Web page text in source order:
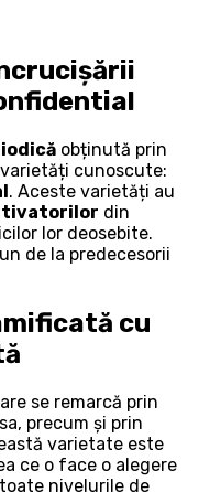
obținută prin
cunoscute:
. Aceste varietăți au
din
lor deosebite.
de la predecesorii
cu
se remarcă prin
sa, precum și prin
varietate este
ce o face o alegere
nivelurile de